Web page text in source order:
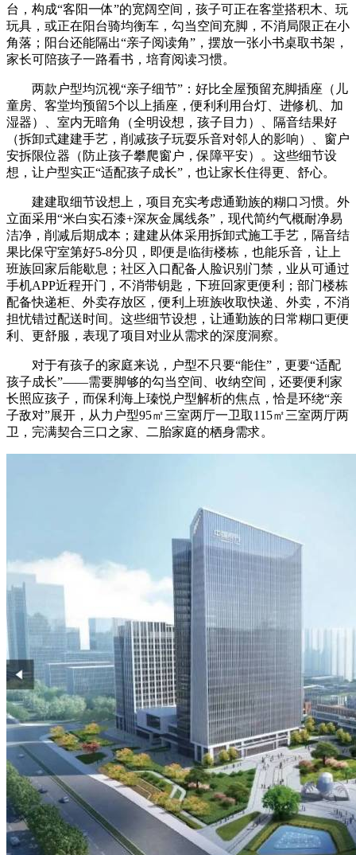
台，构成“客阳一体”的宽阔空间，孩子可正在客堂搭积木、玩
玩具，或正在阳台骑均衡车，勾当空间充脚，不消局限正在小
角落；阳台还能隔出“亲子阅读角”，摆放一张小书桌取书架，
家长可陪孩子一路看书，培育阅读习惯。
两款户型均沉视“亲子细节”：好比全屋预留充脚插座（儿
童房、客堂均预留5个以上插座，便利利用台灯、进修机、加
湿器）、室内无暗角（全明设想，孩子目力）、隔音结果好
（拆卸式建建手艺，削减孩子玩耍乐音对邻人的影响）、窗户
安拆限位器（防止孩子攀爬窗户，保障平安）。这些细节设
想，让户型实正“适配孩子成长”，也让家长住得更、舒心。
建建取细节设想上，项目充实考虑通勤族的糊口习惯。外
立面采用“米白实石漆+深灰金属线条”，现代简约气概耐净易
洁净，削减后期成本；建建从体采用拆卸式施工手艺，隔音结
果比保守室第好5-8分贝，即便是临街楼栋，也能乐音，让上
班族回家后能歇息；社区入口配备人脸识别门禁，业从可通过
手机APP近程开门，不消带钥匙，下班回家更便利；部门楼栋
配备快递柜、外卖存放区，便利上班族收取快递、外卖，不消
担忧错过配送时间。这些细节设想，让通勤族的日常糊口更便
利、更舒服，表现了项目对业从需求的深度洞察。
对于有孩子的家庭来说，户型不只要“能住”，更要“适配
孩子成长”——需要脚够的勾当空间、收纳空间，还要便利家
长照应孩子，而保利海上瑧悦户型解析的焦点，恰是环绕“亲
子敌对”展开，从力户型95㎡三室两厅一卫取115㎡三室两厅两
卫，完满契合三口之家、二胎家庭的栖身需求。